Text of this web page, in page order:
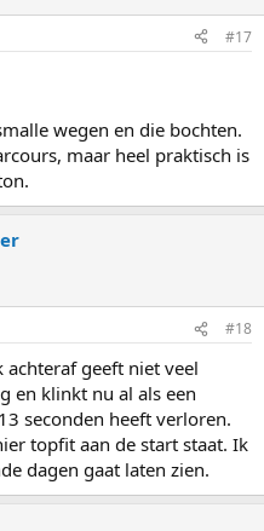
#17
wegen en die bochten.
maar heel praktisch is
#18
geeft niet veel
en klinkt nu al als een
seconden heeft verloren.
topfit aan de start staat. Ik
dagen gaat laten zien.